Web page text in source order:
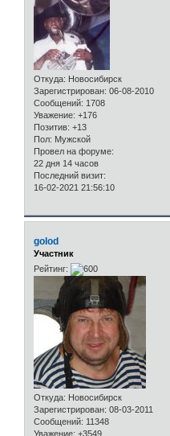
Откуда: Новосибирск
Зарегистрирован: 06-08-2010
Сообщений: 1708
Уважение: +176
Позитив: +13
Пол: Мужской
Провел на форуме:
22 дня 14 часов
Последний визит:
16-02-2021 21:56:10
golod
Участник
Рейтинг:
Откуда: Новосибирск
Зарегистрирован: 08-03-2011
Сообщений: 11348
Уважение: +3549